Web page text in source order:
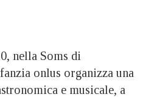
nella Soms di
onlus organizza una
e musicale, a